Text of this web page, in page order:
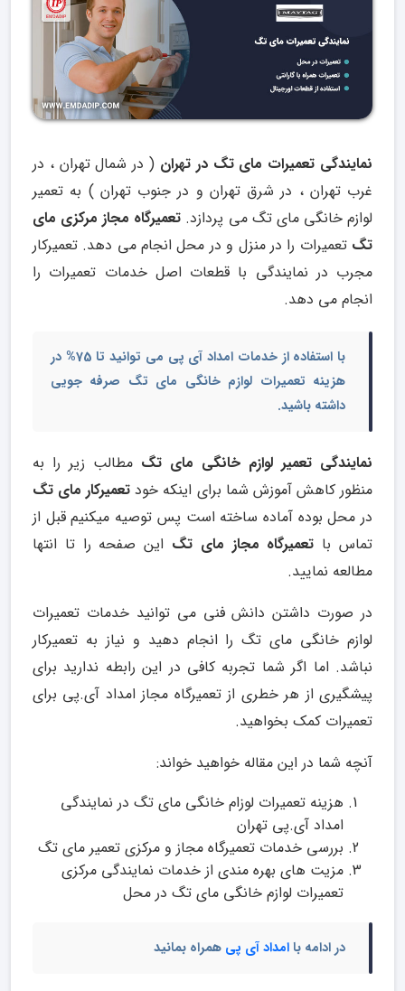
نمایندگی تعمیرات مای تگ در تهران ( در شمال تهران ، در
غرب تهران ، در شرق تهران و در جنوب تهران ) به تعمیر
لوازم خانگی مای تگ می پردازد. تعمیرگاه مجاز مرکزی مای
تگ تعمیرات را در منزل و در محل انجام می دهد. تعمیرکار
مجرب در نمایندگی با قطعات اصل خدمات تعمیرات را
انجام می دهد.
با استفاده از خدمات امداد آی پی می توانید تا 75% در
هزینه تعمیرات لوازم خانگی مای تگ صرفه جویی
داشته باشید.
نمایندگی تعمیر لوازم خانگی مای تگ مطالب زیر را به
منظور کاهش آموزش شما برای اینکه خود تعمیرکار مای تگ
در محل بوده آماده ساخته است پس توصیه میکنیم قبل از
تماس با تعمیرگاه مجاز مای تگ این صفحه را تا انتها
مطالعه نمایید.
در صورت داشتن دانش فنی می توانید خدمات تعمیرات
لوازم خانگی مای تگ را انجام دهید و نیاز به تعمیرکار
نباشد. اما اگر شما تجربه کافی در این رابطه ندارید برای
پیشگیری از هر خطری از تعمیرگاه مجاز امداد آی.پی برای
تعمیرات کمک بخواهید.
آنچه شما در این مقاله خواهید خواند:
هزینه تعمیرات لوزام خانگی مای تگ در نمایندگی
امداد آی.پی تهران
بررسی خدمات تعمیرگاه مجاز و مرکزی تعمیر مای تگ
مزیت های بهره مندی از خدمات نمایندگی مرکزی
تعمیرات لوازم خانگی مای تگ در محل
در ادامه با امداد آی پی همراه بمانید